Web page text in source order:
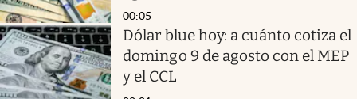
00:05
Dólar blue hoy: a cuánto cotiza el
domingo 9 de agosto con el MEP
y el CCL